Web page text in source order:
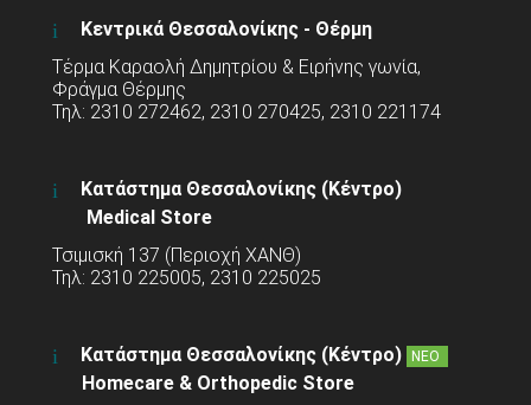
Κεντρικά Θεσσαλονίκης - Θέρμη
Τέρμα Καραολή Δημητρίου & Ειρήνης γωνία,
Φράγμα Θέρμης
Τηλ: 2310 272462, 2310 270425, 2310 221174
Κατάστημα Θεσσαλονίκης (Κέντρο)
Medical Store
Τσιμισκή 137 (Περιοχή ΧΑΝΘ)
Τηλ: 2310 225005, 2310 225025
Κατάστημα Θεσσαλονίκης (Κέντρο) ΝΕΟ
Homecare & Orthopedic Store